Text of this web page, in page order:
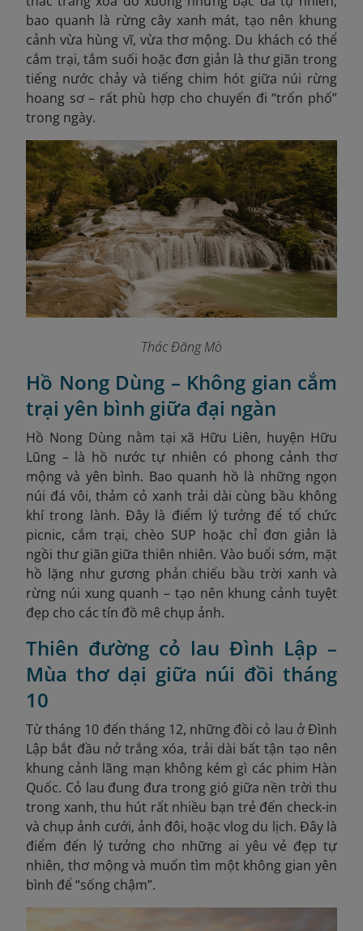
bao quanh là rừng cây xanh mát, tạo nên khung
cảnh vừa hùng vĩ, vừa thơ mộng. Du khách có thể
cắm trại, tắm suối hoặc đơn giản là thư giãn trong
tiếng nước chảy và tiếng chim hót giữa núi rừng
hoang sơ – rất phù hợp cho chuyến đi “trốn phố”
trong ngày.
Thác Đăng Mò
Hồ Nong Dùng – Không gian cắm
trại yên bình giữa đại ngàn
Hồ Nong Dùng nằm tại xã Hữu Liên, huyện Hữu
Lũng – là hồ nước tự nhiên có phong cảnh thơ
mộng và yên bình. Bao quanh hồ là những ngọn
núi đá vôi, thảm cỏ xanh trải dài cùng bầu không
khí trong lành. Đây là điểm lý tưởng để tổ chức
picnic, cắm trại, chèo SUP hoặc chỉ đơn giản là
ngồi thư giãn giữa thiên nhiên. Vào buổi sớm, mặt
hồ lặng như gương phản chiếu bầu trời xanh và
rừng núi xung quanh – tạo nên khung cảnh tuyệt
đẹp cho các tín đồ mê chụp ảnh.
Thiên đường cỏ lau Đình Lập –
Mùa thơ dại giữa núi đồi tháng
10
Từ tháng 10 đến tháng 12, những đồi cỏ lau ở Đình
Lập bắt đầu nở trắng xóa, trải dài bất tận tạo nên
khung cảnh lãng mạn không kém gì các phim Hàn
Quốc. Cỏ lau đung đưa trong gió giữa nền trời thu
trong xanh, thu hút rất nhiều bạn trẻ đến check-in
và chụp ảnh cưới, ảnh đôi, hoặc vlog du lịch. Đây là
điểm đến lý tưởng cho những ai yêu vẻ đẹp tự
nhiên, thơ mộng và muốn tìm một không gian yên
bình để “sống chậm”.